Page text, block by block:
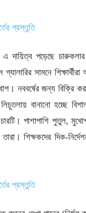
দায়িত্ব পড়েছে
সামনে
নববর্ষের জন্য বিক্রি
বানানো হচ্ছে
পাশাপাশি পুতুল,
শিক্ষকদের দিক-